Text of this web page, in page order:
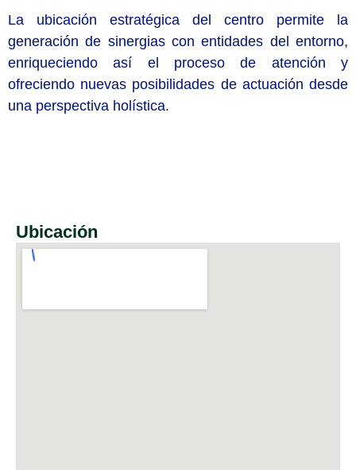
La ubicación estratégica del centro permite la
generación de sinergias con entidades del entorno,
enriqueciendo así el proceso de atención y
ofreciendo nuevas posibilidades de actuación desde
una perspectiva holística.
Ubicación